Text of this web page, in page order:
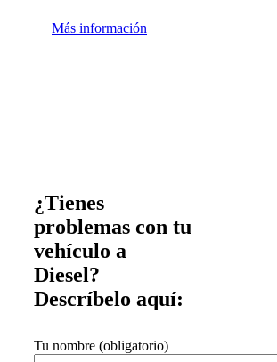
Más información
¿Tienes
problemas con tu
vehículo a
Diesel?
Descríbelo aquí:
Tu nombre (obligatorio)